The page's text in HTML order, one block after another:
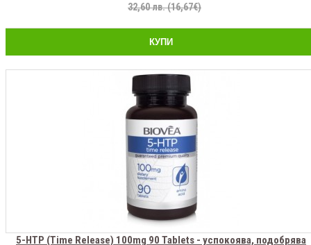
32,60 лв. (16,67€)
КУПИ
5-HTP (Time Release) 100mg 90 Tablets - успокоява, подобрява